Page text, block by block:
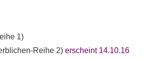
1)
Reihe 2) erscheint 14.10.16